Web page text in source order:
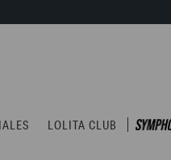
LOLITA CLUB